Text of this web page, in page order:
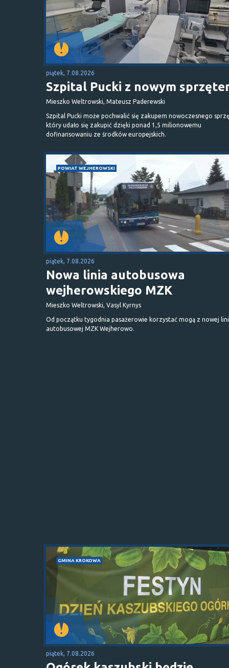
piątek, 7.08.2026
Szpital Pucki z nowym
Mieszko Weltrowski, Mateusz Paderewski
Szpital Pucki może pochwalić się zakupem nowoczesnego
który udało się zakupić dzięki ponad 1,5 milionowemu
dofinansowaniu ze środków europejskich.
POWIAT WEJHEROWSKI
piątek, 7.08.2026
Nowa linia autobusowa
wejherowskiego MZK
Mieszko Weltrowski, Vasyl Kyrnys
Od początku tygodnia pasażerowie korzystać mogą z nowej
autobusowej MZK Wejherowo.
GMINA KROKOWA
piątek, 7.08.2026